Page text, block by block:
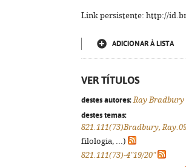
Link persistente: http://
ADICIONAR À LISTA
VER TÍTULOS
destes autores: Ray Bradbury
destes temas:
821.111(73)Bradbury,
filologia, ...)
821.111(73)-4"19/20"